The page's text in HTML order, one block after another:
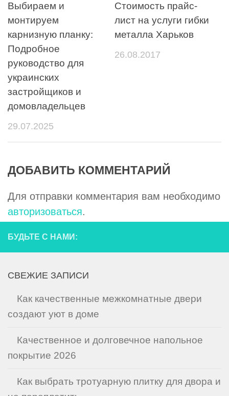
Выбираем и
монтируем
карнизную планку:
Подробное
руководство для
украинских
застройщиков и
домовладельцев
29.07.2025
Стоимость прайс-
лист на услуги гибки
металла Харьков
26.08.2017
ДОБАВИТЬ КОММЕНТАРИЙ
Для отправки комментария вам необходимо
авторизоваться.
БУДЬТЕ С НАМИ:
СВЕЖИЕ ЗАПИСИ
Как качественные межкомнатные двери
создают уют в доме
Качественное и долговечное напольное
покрытие 2026
Как выбрать тротуарную плитку для двора и